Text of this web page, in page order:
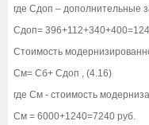
где Сдоп – дополнительные
Сдоп=
Стоимость
См= Сб+ Сдоп , (4.16)
где См - стоимость
См = 6000+1240=7240 руб.